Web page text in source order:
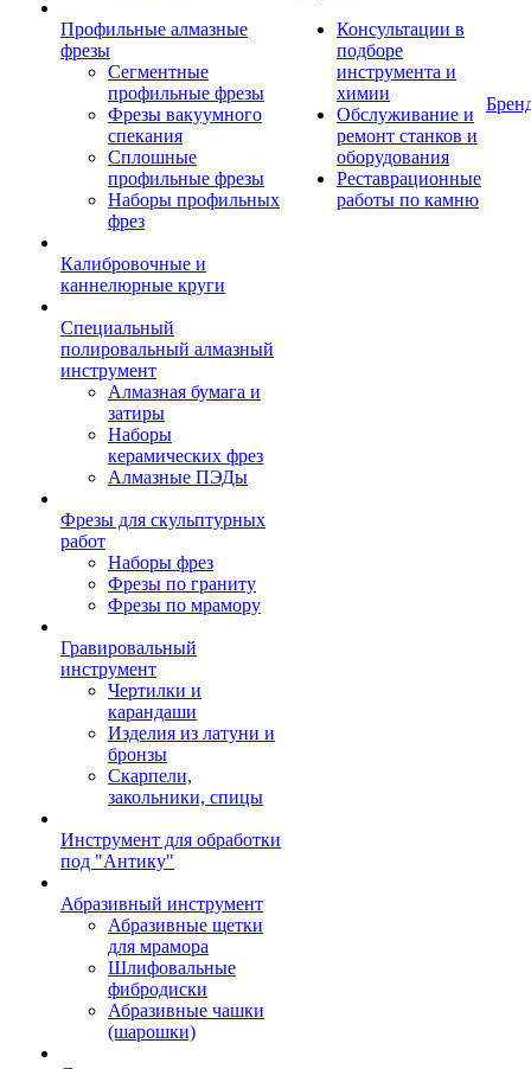
Профильные алмазные
фрезы
Сегментные
профильные фрезы
Фрезы вакуумного
спекания
Сплошные
профильные фрезы
Наборы профильных
фрез
Калибровочные и
каннелюрные круги
Специальный
полировальный алмазный
инструмент
Алмазная бумага и
затиры
Наборы
керамических фрез
Алмазные ПЭДы
Фрезы для скульптурных
работ
Наборы фрез
Фрезы по граниту
Фрезы по мрамору
Гравировальный
инструмент
Чертилки и
карандаши
Изделия из латуни и
бронзы
Скарпели,
закольники, спицы
Инструмент для обработки
под "Антику"
Абразивный инструмент
Абразивные щетки
для мрамора
Шлифовальные
фибродиски
Абразивные чашки
(шарошки)
Консультации в
подборе
инструмента и
химии
Обслуживание и
ремонт станков и
оборудования
Реставрационные
работы по камню